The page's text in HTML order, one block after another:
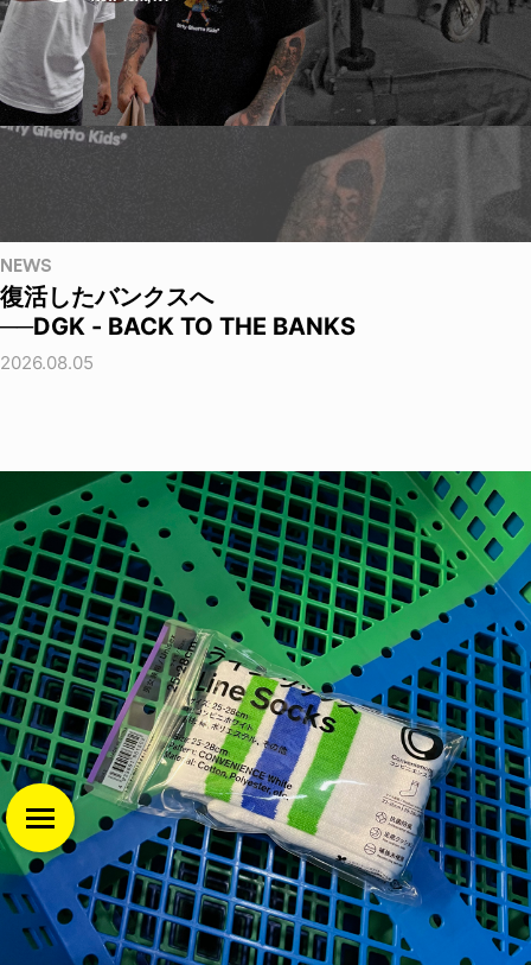
NEWS
復活したバンクスへ
──DGK - BACK TO THE BANKS
2026.08.05